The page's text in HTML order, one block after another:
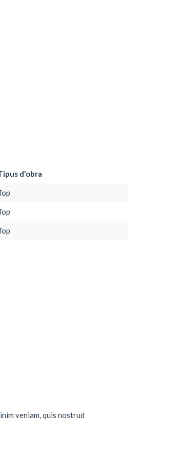
d'obra
veniam, quis nostrud